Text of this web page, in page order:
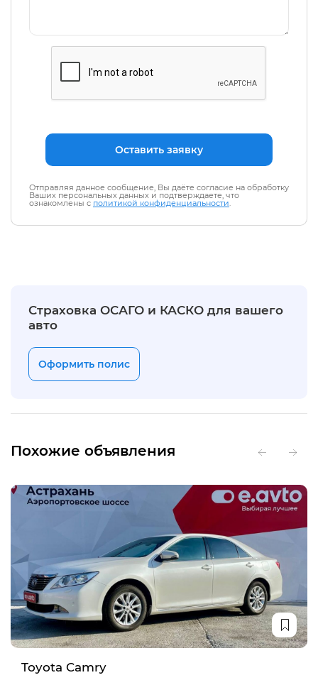
Отправляя данное сообщение, Вы даёте согласие на обработку
Ваших персональных данных и подтверждаете, что
ознакомлены с политикой конфиденциальности
Страховка ОСАГО и КАСКО для вашего
авто
Оформить полис
Похожие объявления
Toyota Camry